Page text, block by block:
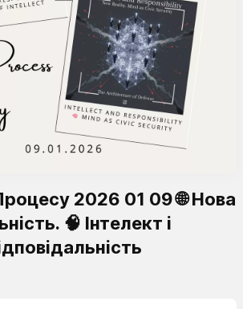
2026 01 09 🌐 Нова
🧠 Інтелект і